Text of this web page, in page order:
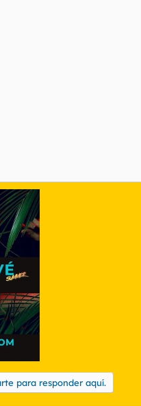
para responder aquí.